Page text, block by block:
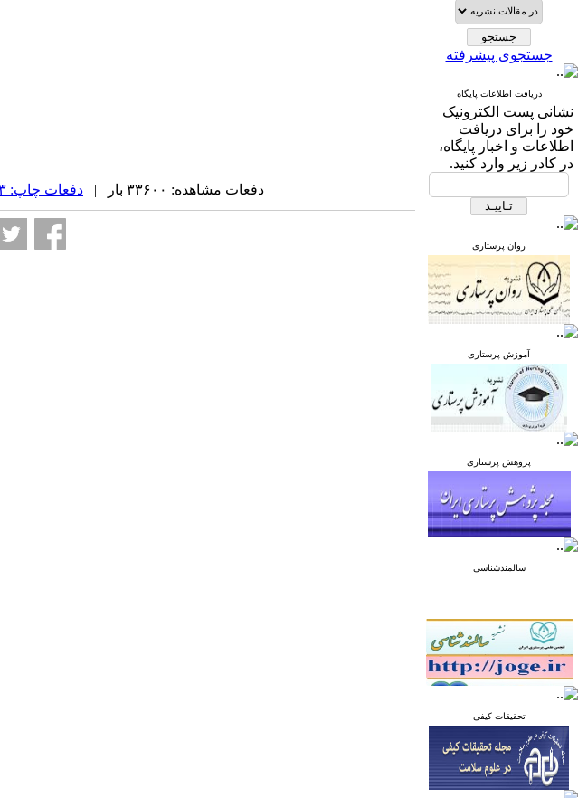
جستجوی پیشرفته
دریافت اطلاعات پایگاه
نشانی پست الکترونیک
خود را برای دریافت
اطلاعات و اخبار پایگاه،
در کادر زیر وارد کنید.
روان پرستاری
آموزش پرستاری
پژوهش پرستاری
سالمندشناسی
تحقیقات کیفی
دفعات مشاهده: ۳۳۶۰۰ بار | دفعات چاپ: ۲۱۸۳ بار